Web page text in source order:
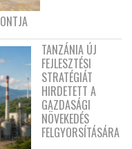
TANZÁNIA ÚJ
FEJLESZTÉSI
STRATÉGIÁT
HIRDETETT A
GAZDASÁGI
NÖVEKEDÉS
FELGYORSÍTÁSÁRA